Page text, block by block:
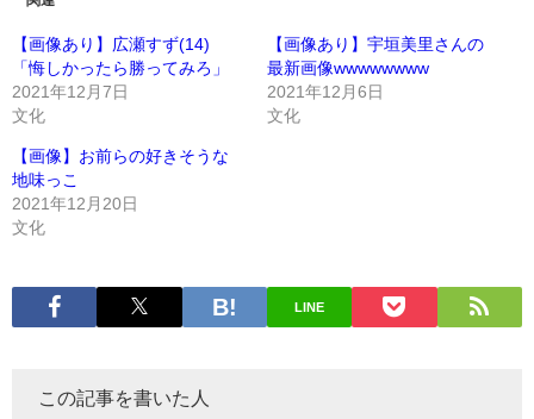
【画像あり】広瀬すず(14)
「悔しかったら勝ってみろ」
2021年12月7日
文化
【画像あり】宇垣美里さんの
最新画像wwwwwwww
2021年12月6日
文化
【画像】お前らの好きそうな
地味っこ
2021年12月20日
文化
LINE
この記事を書いた人